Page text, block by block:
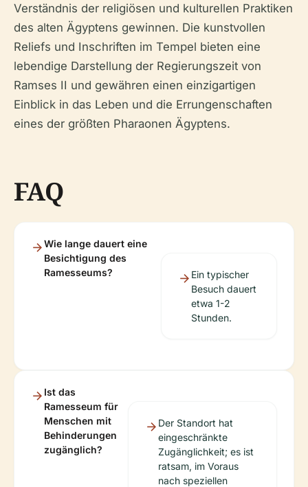
Verständnis der religiösen und kulturellen Praktiken
des alten Ägyptens gewinnen. Die kunstvollen
Reliefs und Inschriften im Tempel bieten eine
lebendige Darstellung der Regierungszeit von
Ramses II und gewähren einen einzigartigen
Einblick in das Leben und die Errungenschaften
eines der größten Pharaonen Ägyptens.
FAQ
Wie lange dauert eine
Besichtigung des
Ramesseums?
Ein typischer
Besuch dauert
etwa 1-2
Stunden.
Ist das
Ramesseum für
Menschen mit
Behinderungen
zugänglich?
Der Standort hat
eingeschränkte
Zugänglichkeit; es ist
ratsam, im Voraus
nach speziellen